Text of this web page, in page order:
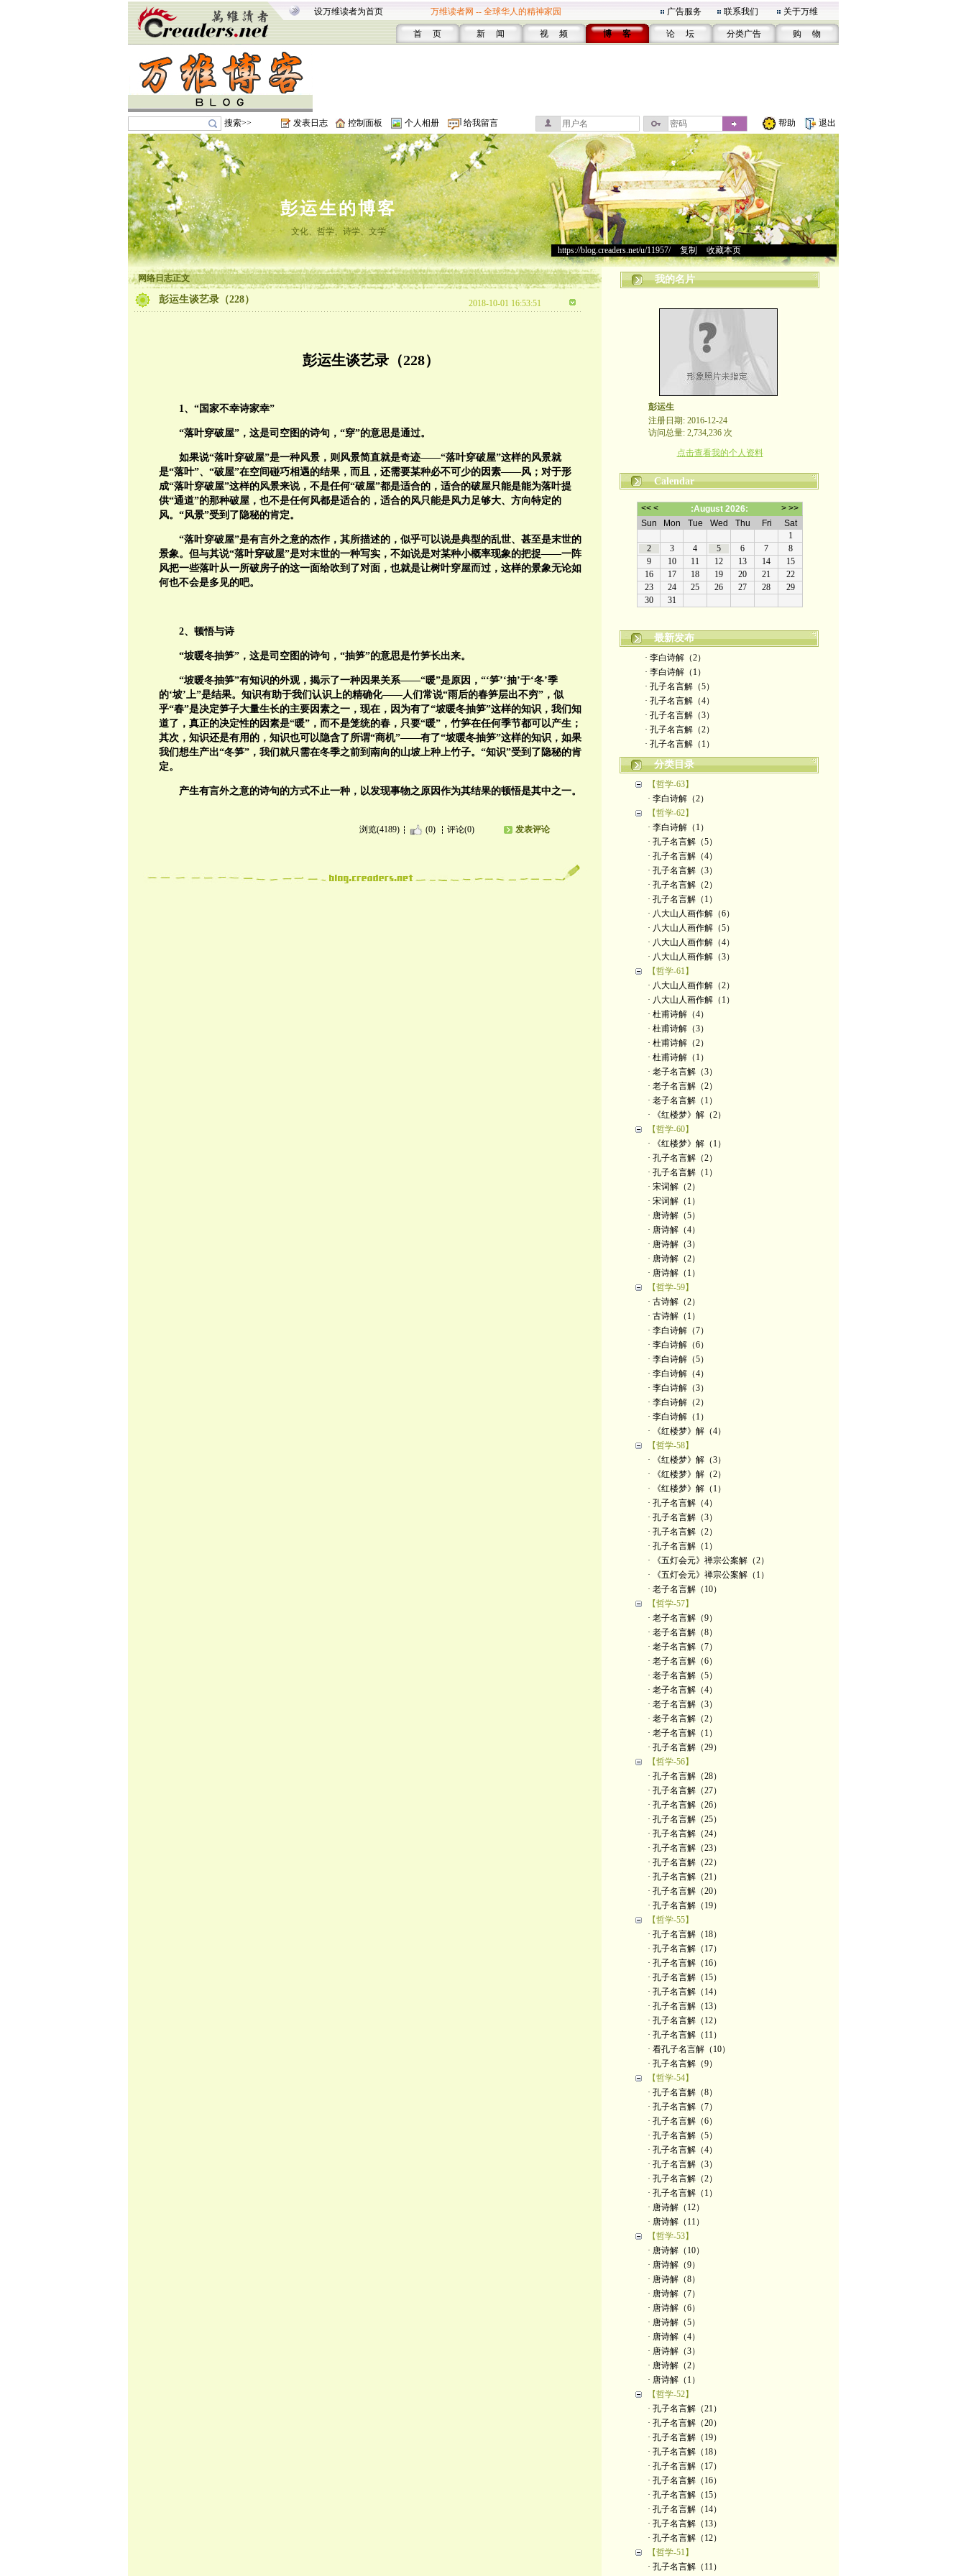
设万维读者为首页 万维读者网 -- 全球华人的精神家园 广告服务 联系我们 关于万维
首 页 新 闻 视 频 博 客 论 坛 分类广告 购 物
搜索>> 发表日志 控制面板 个人相册 给我留言 帮助 退出
彭运生的博客
文化、哲学、诗学、文学
https://blog.creaders.net/u/11957/> 复制 收藏本页
网络日志正文
彭运生谈艺录（228） 2018-10-01 16:53:51
彭运生谈艺录（228）
1、“国家不幸诗家幸”
“落叶穿破屋”，这是司空图的诗句，“穿”的意思是通过。
如果说“落叶穿破屋”是一种风景，则风景简直就是奇迹——“落叶穿破屋”这样的风景就
是“落叶”、“破屋”在空间碰巧相遇的结果，而且，还需要某种必不可少的因素——风；对于形
成“落叶穿破屋”这样的风景来说，不是任何“破屋”都是适合的，适合的破屋只能是能为落叶提
供“通道”的那种破屋，也不是任何风都是适合的，适合的风只能是风力足够大、方向特定的
风。“风景”受到了隐秘的肯定。
“落叶穿破屋”是有言外之意的杰作，其所描述的，似乎可以说是典型的乱世、甚至是末世的
景象。但与其说“落叶穿破屋”是对末世的一种写实，不如说是对某种小概率现象的把捉——一阵
风把一些落叶从一所破房子的这一面给吹到了对面，也就是让树叶穿屋而过，这样的景象无论如
何也不会是多见的吧。
2、顿悟与诗
“坡暖冬抽笋”，这是司空图的诗句，“抽笋”的意思是竹笋长出来。
“坡暖冬抽笋”有知识的外观，揭示了一种因果关系——“暖”是原因，“‘笋’‘抽’于‘冬’季
的‘坡’上”是结果。知识有助于我们认识上的精确化——人们常说“雨后的春笋层出不穷”，似
乎“春”是决定笋子大量生长的主要因素之一，现在，因为有了“坡暖冬抽笋”这样的知识，我们知
道了，真正的决定性的因素是“暖”，而不是笼统的春，只要“暖”，竹笋在任何季节都可以产生；
其次，知识还是有用的，知识也可以隐含了所谓“商机”——有了“坡暖冬抽笋”这样的知识，如果
我们想生产出“冬笋”，我们就只需在冬季之前到南向的山坡上种上竹子。“知识”受到了隐秘的肯
定。
产生有言外之意的诗句的方式不止一种，以发现事物之原因作为其结果的顿悟是其中之一。
浏览(4189) (0) 评论(0) 发表评论
我的名片
彭运生
注册日期: 2016-12-24
访问总量: 2,734,236 次
点击查看我的个人资料
Calendar
最新发布
· 李白诗解（2）
· 李白诗解（1）
· 孔子名言解（5）
· 孔子名言解（4）
· 孔子名言解（3）
· 孔子名言解（2）
· 孔子名言解（1）
分类目录
【哲学-63】
· 李白诗解（2）
【哲学-62】
· 李白诗解（1）
· 孔子名言解（5）
· 孔子名言解（4）
· 孔子名言解（3）
· 孔子名言解（2）
· 孔子名言解（1）
· 八大山人画作解（6）
· 八大山人画作解（5）
· 八大山人画作解（4）
· 八大山人画作解（3）
【哲学-61】
· 八大山人画作解（2）
· 八大山人画作解（1）
· 杜甫诗解（4）
· 杜甫诗解（3）
· 杜甫诗解（2）
· 杜甫诗解（1）
· 老子名言解（3）
· 老子名言解（2）
· 老子名言解（1）
· 《红楼梦》解（2）
【哲学-60】
· 《红楼梦》解（1）
· 孔子名言解（2）
· 孔子名言解（1）
· 宋词解（2）
· 宋词解（1）
· 唐诗解（5）
· 唐诗解（4）
· 唐诗解（3）
· 唐诗解（2）
· 唐诗解（1）
【哲学-59】
· 古诗解（2）
· 古诗解（1）
· 李白诗解（7）
· 李白诗解（6）
· 李白诗解（5）
· 李白诗解（4）
· 李白诗解（3）
· 李白诗解（2）
· 李白诗解（1）
· 《红楼梦》解（4）
【哲学-58】
· 《红楼梦》解（3）
· 《红楼梦》解（2）
· 《红楼梦》解（1）
· 孔子名言解（4）
· 孔子名言解（3）
· 孔子名言解（2）
· 孔子名言解（1）
· 《五灯会元》禅宗公案解（2）
· 《五灯会元》禅宗公案解（1）
· 老子名言解（10）
【哲学-57】
· 老子名言解（9）
· 老子名言解（8）
· 老子名言解（7）
· 老子名言解（6）
· 老子名言解（5）
· 老子名言解（4）
· 老子名言解（3）
· 老子名言解（2）
· 老子名言解（1）
· 孔子名言解（29）
【哲学-56】
· 孔子名言解（28）
· 孔子名言解（27）
· 孔子名言解（26）
· 孔子名言解（25）
· 孔子名言解（24）
· 孔子名言解（23）
· 孔子名言解（22）
· 孔子名言解（21）
· 孔子名言解（20）
· 孔子名言解（19）
【哲学-55】
· 孔子名言解（18）
· 孔子名言解（17）
· 孔子名言解（16）
· 孔子名言解（15）
· 孔子名言解（14）
· 孔子名言解（13）
· 孔子名言解（12）
· 孔子名言解（11）
· 看孔子名言解（10）
· 孔子名言解（9）
【哲学-54】
· 孔子名言解（8）
· 孔子名言解（7）
· 孔子名言解（6）
· 孔子名言解（5）
· 孔子名言解（4）
· 孔子名言解（3）
· 孔子名言解（2）
· 孔子名言解（1）
· 唐诗解（12）
· 唐诗解（11）
【哲学-53】
· 唐诗解（10）
· 唐诗解（9）
· 唐诗解（8）
· 唐诗解（7）
· 唐诗解（6）
· 唐诗解（5）
· 唐诗解（4）
· 唐诗解（3）
· 唐诗解（2）
· 唐诗解（1）
【哲学-52】
· 孔子名言解（21）
· 孔子名言解（20）
· 孔子名言解（19）
· 孔子名言解（18）
· 孔子名言解（17）
· 孔子名言解（16）
· 孔子名言解（15）
· 孔子名言解（14）
· 孔子名言解（13）
· 孔子名言解（12）
【哲学-51】
· 孔子名言解（11）